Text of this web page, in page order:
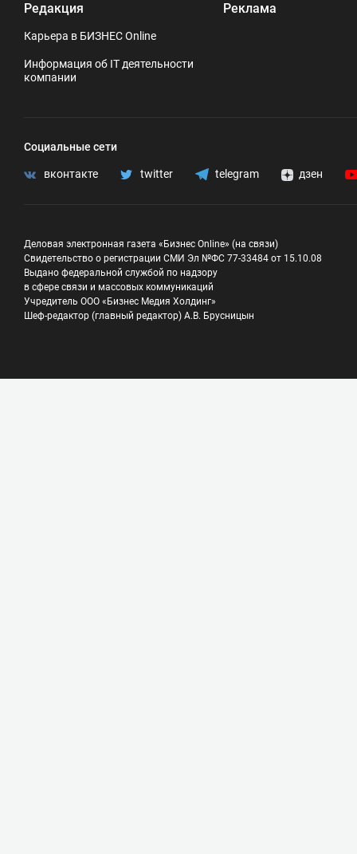
Редакция
Карьера в БИЗНЕС Online
Информация об IT деятельности
компании
Реклама
Социальные сети
вконтакте twitter telegram дзен
Деловая электронная газета «Бизнес Online» (на связи)
Свидетельство о регистрации СМИ Эл №ФС 77-33484 от 15.10.08
Выдано федеральной службой по надзору
в сфере связи и массовых коммуникаций
Учредитель ООО «Бизнес Медия Холдинг»
Шеф-редактор (главный редактор) А.В. Брусницын